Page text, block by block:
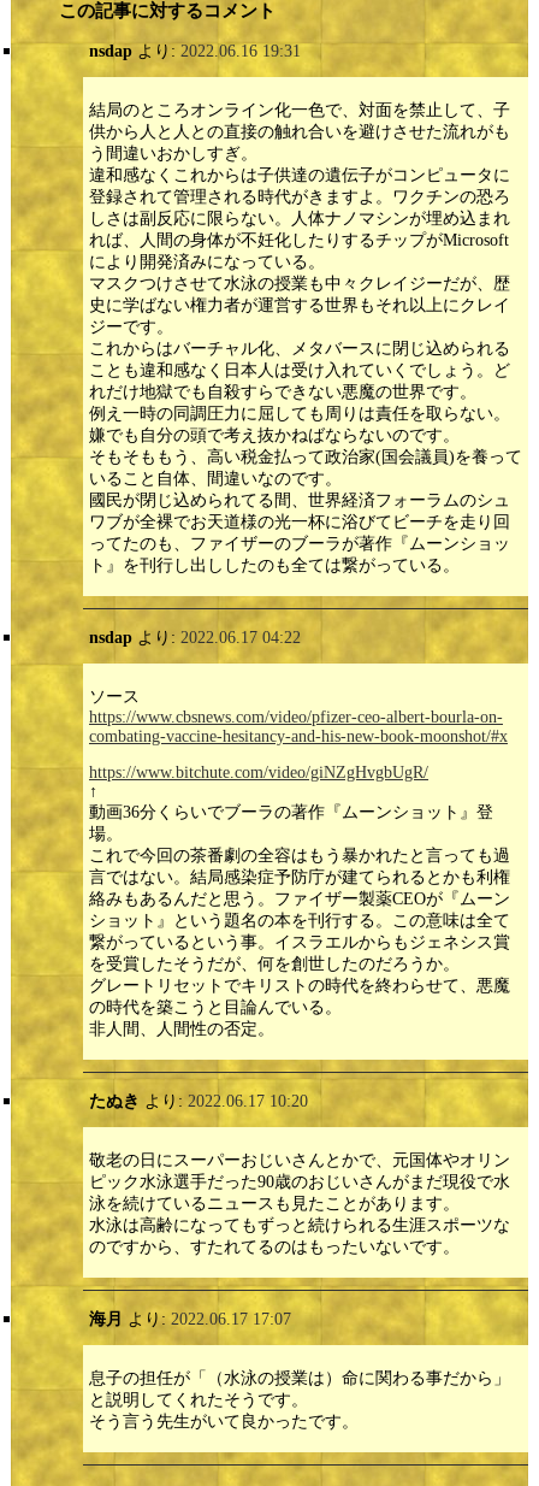
この記事に対するコメント
nsdap より: 2022.06.16 19:31
結局のところオンライン化一色で、対面を禁止して、子
供から人と人との直接の触れ合いを避けさせた流れがも
う間違いおかしすぎ。
違和感なくこれからは子供達の遺伝子がコンピュータに
登録されて管理される時代がきますよ。ワクチンの恐ろ
しさは副反応に限らない。人体ナノマシンが埋め込まれ
れば、人間の身体が不妊化したりするチップがMicrosoft
により開発済みになっている。
マスクつけさせて水泳の授業も中々クレイジーだが、歴
史に学ばない権力者が運営する世界もそれ以上にクレイ
ジーです。
これからはバーチャル化、メタバースに閉じ込められる
ことも違和感なく日本人は受け入れていくでしょう。ど
れだけ地獄でも自殺すらできない悪魔の世界です。
例え一時の同調圧力に屈しても周りは責任を取らない。
嫌でも自分の頭で考え抜かねばならないのです。
そもそももう、高い税金払って政治家(国会議員)を養って
いること自体、間違いなのです。
國民が閉じ込められてる間、世界経済フォーラムのシュ
ワブが全裸でお天道様の光一杯に浴びてビーチを走り回
ってたのも、ファイザーのブーラが著作『ムーンショッ
ト』を刊行し出ししたのも全ては繋がっている。
nsdap より: 2022.06.17 04:22
ソース
https://www.cbsnews.com/video/pfizer-ceo-albert-bourla-on-
combating-vaccine-hesitancy-and-his-new-book-moonshot/#x
https://www.bitchute.com/video/giNZgHvgbUgR/
↑
動画36分くらいでブーラの著作『ムーンショット』登
場。
これで今回の茶番劇の全容はもう暴かれたと言っても過
言ではない。結局感染症予防庁が建てられるとかも利権
絡みもあるんだと思う。ファイザー製薬CEOが『ムーン
ショット』という題名の本を刊行する。この意味は全て
繋がっているという事。イスラエルからもジェネシス賞
を受賞したそうだが、何を創世したのだろうか。
グレートリセットでキリストの時代を終わらせて、悪魔
の時代を築こうと目論んでいる。
非人間、人間性の否定。
たぬき より: 2022.06.17 10:20
敬老の日にスーパーおじいさんとかで、元国体やオリン
ピック水泳選手だった90歳のおじいさんがまだ現役で水
泳を続けているニュースも見たことがあります。
水泳は高齢になってもずっと続けられる生涯スポーツな
のですから、すたれてるのはもったいないです。
海月 より: 2022.06.17 17:07
息子の担任が「（水泳の授業は）命に関わる事だから」
と説明してくれたそうです。
そう言う先生がいて良かったです。